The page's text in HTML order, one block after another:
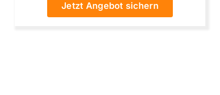
Jetzt Angebot sichern